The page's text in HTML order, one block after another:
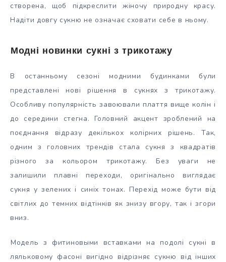
створена, щоб підкреслити жіночу природну красу.
Надіти довгу сукню не означає сховати себе в ньому.
Модні новинки сукні з трикотажу
В останньому сезоні модними будинками були
представлені нові рішення в сукнях з трикотажу.
Особливу популярність завоювали плаття вище колін і
до середини стегна. Головний акцент зроблений на
поєднання відразу декількох колірних рішень. Так,
одним з головних трендів стала сукня з квадратів
різного за кольором трикотажу. Без уваги не
залишили плавні переходи, оригінально виглядає
сукня у зелених і синіх тонах. Перехід може бути від
світлих до темних відтінків як знизу вгору, так і згори
вниз.
Модель з фитиновыми вставками на подолі сукні в
ляльковому фасоні вигідно відрізняє сукню від інших